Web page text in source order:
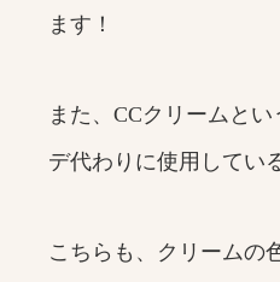
ます！
また、CCクリームと
デ代わりに使用してい
こちらも、クリームの